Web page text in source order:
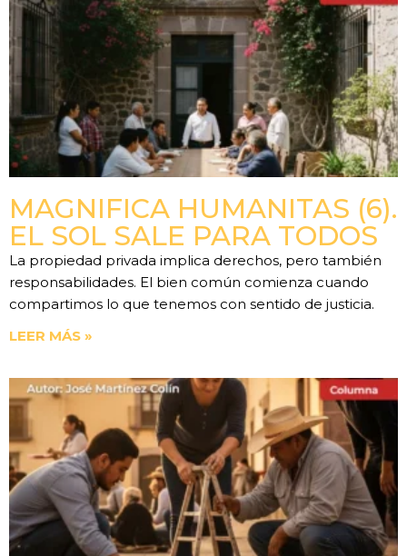
MAGNIFICA HUMANITAS (6).
EL SOL SALE PARA TODOS
La propiedad privada implica derechos, pero también
responsabilidades. El bien común comienza cuando
compartimos lo que tenemos con sentido de justicia.
LEER MÁS »